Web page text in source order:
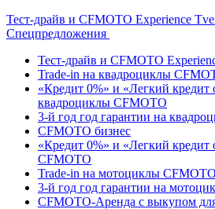
Тест-драйв и CFMOTO Experience
Спецпредложения
Тест-драйв и CFMOTO
Trade-in на квадроциклы
«Кредит 0%» и «Легкий кредит
квадроциклы CFMOTO
3-й год год гарантии на
CFMOTO бизнес
«Кредит 0%» и «Легкий
CFMOTO
Trade-in на мотоциклы CFMOTO
3-й год год гарантии на
CFMOTO-Аренда с выкупом